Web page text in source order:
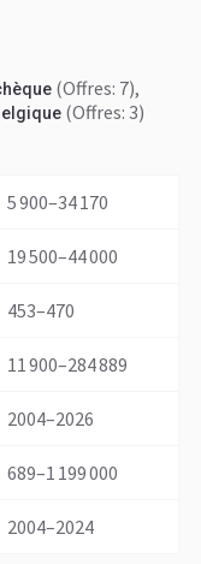
(Offres: 7),
(Offres: 3)
5 900–34 170
19 500–44 000
453–470
11 900–284 889
2004–2026
689–1 199 000
2004–2024